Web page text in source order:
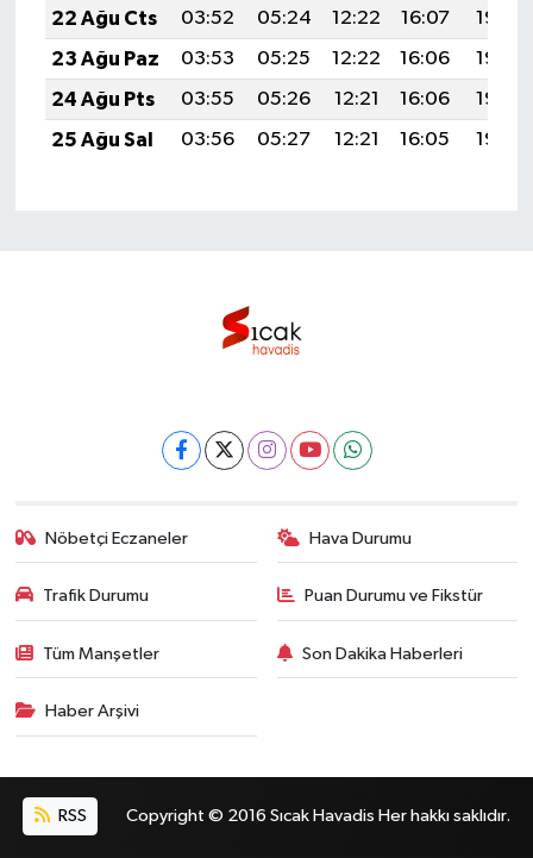
22 Ağu Cts
03:52 05:24 12:22 16:07
19:09
23 Ağu Paz
03:53 05:25 12:22 16:06
19:08
24 Ağu Pts
03:55 05:26 12:21 16:06
19:06
25 Ağu Sal
03:56 05:27 12:21 16:05 19:05
Nöbetçi Eczaneler Hava Durumu
Trafik Durumu Puan Durumu ve Fikstür
Tüm Manşetler Son Dakika Haberleri
Haber Arşivi
RSS Copyright © 2016 Sıcak Havadis Her hakkı saklıdır.